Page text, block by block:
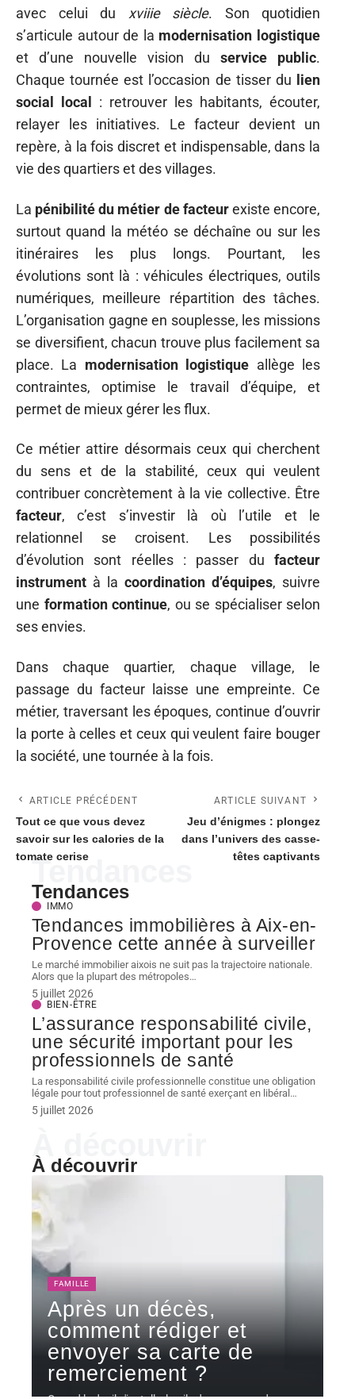
avec celui du xviiie siècle. Son quotidien
s’articule autour de la modernisation logistique
et d’une nouvelle vision du service public.
Chaque tournée est l’occasion de tisser du
lien
social local
: retrouver les habitants, écouter,
relayer les initiatives. Le facteur devient un
repère, à la fois discret et indispensable, dans la
vie des quartiers et des villages.
La pénibilité du métier de facteurexiste encore,
surtout quand la météo se déchaîne ou sur les
itinéraires les plus longs. Pourtant, les
évolutions sont là : véhicules électriques, outils
numériques, meilleure répartition des tâches.
L’organisation gagne en souplesse, les missions
se diversifient, chacun trouve plus facilement sa
place. La modernisation logistique allège les
contraintes, optimise le travail d’équipe, et
permet de mieux gérer les flux.
Ce métier attire désormais ceux qui cherchent
du sens et de la stabilité, ceux qui veulent
contribuer concrètement à la vie collective. Être
facteur, c’est s’investir là où l’utile et le
relationnel se croisent. Les possibilités
d’évolution sont réelles : passer du facteur
instrument à la coordination d’équipes, suivre
une formation continue, ou se spécialiser selon
ses envies.
Dans chaque quartier, chaque village, le
passage du facteur laisse une empreinte. Ce
métier, traversant les époques, continue d’ouvrir
la porte à celles et ceux qui veulent faire bouger
la société, une tournée à la fois.
ARTICLE PRÉCÉDENT
Tout ce que vous devez
savoir sur les calories de la
tomate cerise
ARTICLE SUIVANT
Jeu d’énigmes : plongez
dans l’univers des casse-
têtes captivants
Tendances
Tendances
IMMO
Tendances immobilières à Aix-en-
Provence cette année à surveiller
Le marché immobilier aixois ne suit pas la trajectoire nationale.
Alors que la plupart des métropoles…
5 juillet 2026
BIEN-ÊTRE
L’assurance responsabilité civile,
une sécurité important pour les
professionnels de santé
La responsabilité civile professionnelle constitue une obligation
légale pour tout professionnel de santé exerçant en libéral…
5 juillet 2026
À découvrir
FAMILLE
Après un décès,
comment rédiger et
envoyer sa carte de
remerciement ?